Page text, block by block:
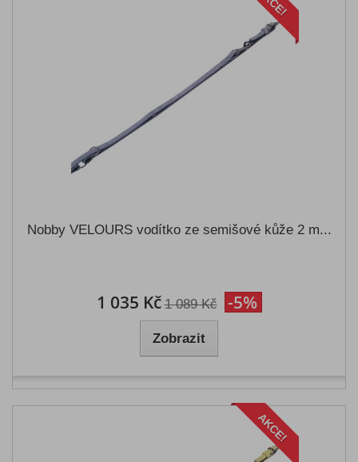
Nobby VELOURS vodítko ze semišové kůže 2 m...
1 035 Kč 1 089 Kč -5%
Zobrazit
AKCE!